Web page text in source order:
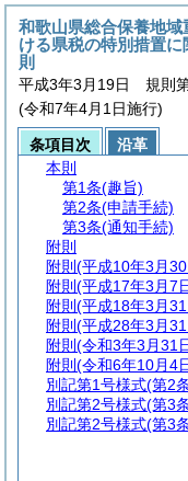
和歌山県総合保養地
ける県税の特別措置
則
平成3年3月19日 規則
(令和7年4月1日施行)
条項目次
沿革
本則
第1条(趣旨)
第2条(申請手続)
第3条(通知手続)
附則
附則 (平成10年3月
附則 (平成17年3月7
附則 (平成18年3月
附則 (平成28年3月
附則 (令和3年3月31
附則 (令和6年10月4
別記第1号様式(第2
別記第2号様式(第3
別記第2号様式(第3